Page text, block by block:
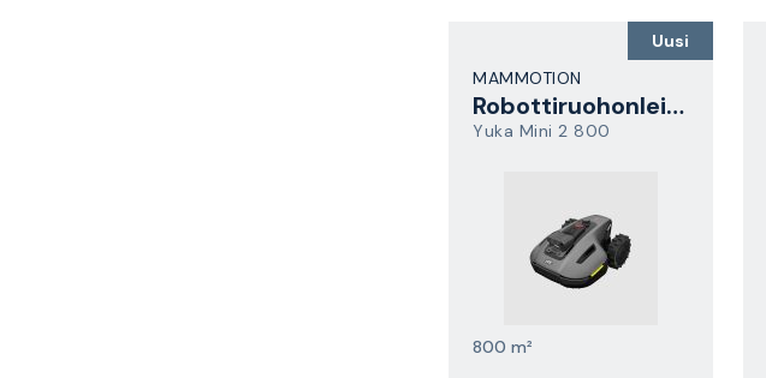
Uusi
MAMMOTION
Robottiruohonleikkuri
Yuka Mini 2 800
800 m²